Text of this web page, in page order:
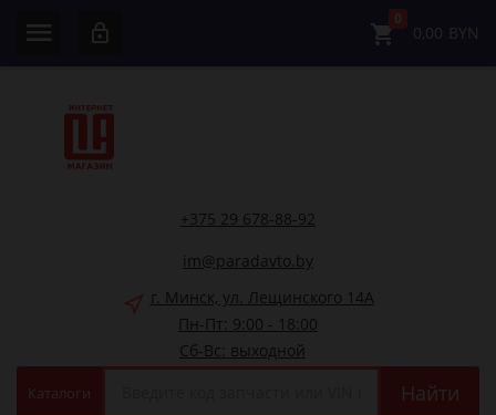
0
0,00 BYN
+375 29 678-88-92
im@paradavto.by
г. Минск, ул. Лещинского 14А
Пн-Пт: 9:00 - 18:00
Сб-Вс: выходной
Каталоги Найти